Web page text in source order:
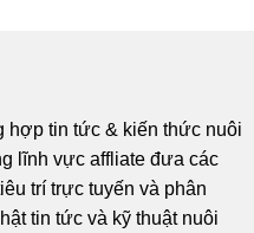
hợp tin tức & kiến thức nuôi
lĩnh vực affliate đưa các
trí trực tuyến và phân
tin tức và kỹ thuật nuôi